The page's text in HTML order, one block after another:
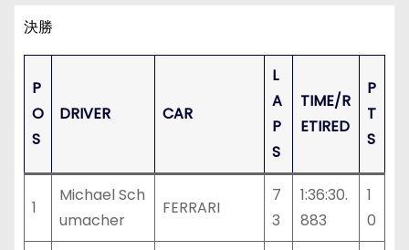
決勝
P
O
S
DRIVER CAR
L
A
P
S
TIME/R
ETIRED
P
T
S
1
Michael Sch
umacher
FERRARI
7
3
1:36:30.
883
1
0